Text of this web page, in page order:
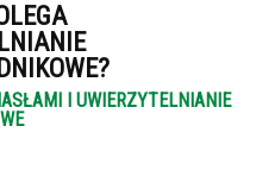
I UWIERZYTELNIANIE